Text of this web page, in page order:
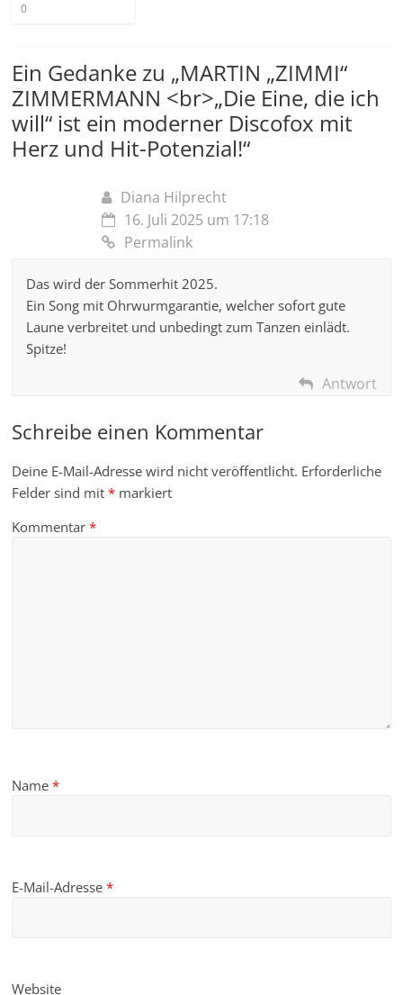
0
Ein Gedanke zu „MARTIN „ZIMMI“
ZIMMERMANN <br>„Die Eine, die ich
will“ ist ein moderner Discofox mit
Herz und Hit-Potenzial!“
Diana Hilprecht
16. Juli 2025 um 17:18
Permalink
Das wird der Sommerhit 2025.
Ein Song mit Ohrwurmgarantie, welcher sofort gute
Laune verbreitet und unbedingt zum Tanzen einlädt.
Spitze!
Antwort
Schreibe einen Kommentar
Deine E-Mail-Adresse wird nicht veröffentlicht. Erforderliche
Felder sind mit* markiert
Kommentar*
Name*
E-Mail-Adresse*
Website